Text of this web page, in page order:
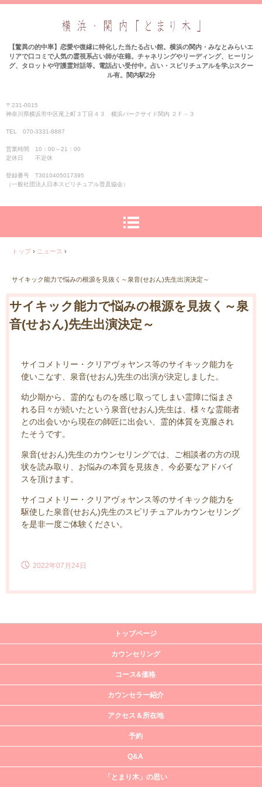
【驚異の的中率】恋愛や復縁に特化した当たる占い館。横浜の関内・みなとみらいエ
リアで口コミで人気の霊視系占い師が在籍。チャネリングやリーディング、ヒーリン
グ、タロットや守護霊対話等。電話占い受付中。占い・スピリチュアルを学ぶスクー
ル有。関内駅2分
〒231-0015
神奈川県横浜市中区尾上町３丁目４３ 横浜パークサイド関内 ２Ｆ－３
TEL 070-3331‐8887
営業時間 10：00～21：00
定休日 不定休
登録番号 T3010405017395
（一般社団法人日本スピリチュアル普及協会）
トップ › ニュース ›
サイキック能力で悩みの根源を見抜く～泉音(せおん)先生出演決定～
サイキック能力で悩みの根源を見抜く～泉
音(せおん)先生出演決定～
サイコメトリー・クリアヴォヤンス等のサイキック能力を
使いこなす、泉音(せおん)先生の出演が決定しました。
幼少期から、霊的なものを感じ取ってしまい霊障に悩まさ
れる日々が続いたという泉音(せおん)先生は、様々な霊能者
との出会いから現在の師匠に出会い、霊的体質を克服され
たそうです。
泉音(せおん)先生のカウンセリングでは、ご相談者の方の現
状を読み取り、お悩みの本質を見抜き、今必要なアドバイ
スを頂けます。
サイコメトリー・クリアヴォヤンス等のサイキック能力を
駆使した泉音(せおん)先生のスピリチュアルカウンセリング
を是非一度ご体験ください。
2022年07月24日
トップページ
カウンセリング
コース&価格
カウンセラー紹介
アクセス＆所在地
予約
Q&A
「とまり木」の思い